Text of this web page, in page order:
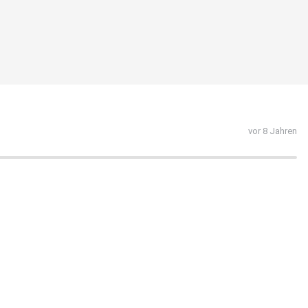
vor 8 Jahren